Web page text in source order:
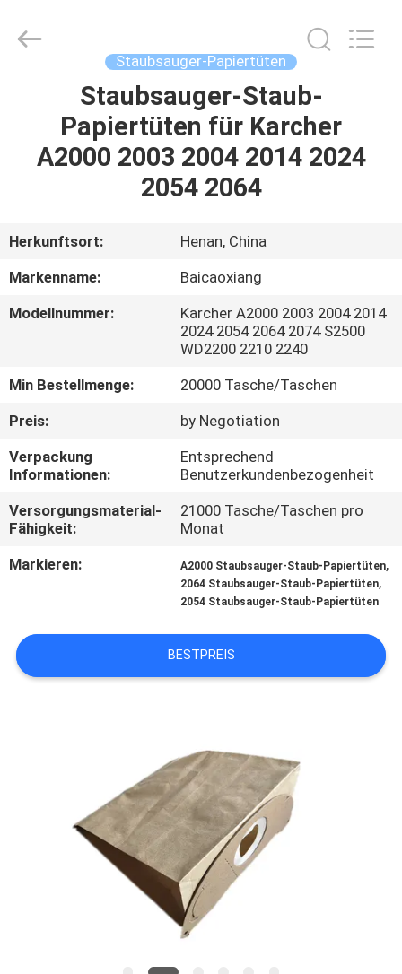
PRODUKTE
UNS
AUSFLUG
QUALITÄTSKONTROLLE
TRETEN
SIE
MIT
UNS
IN
FORDERN
SIE
SITEMAP
PRIVACY
Rights
Staubsauger-Papiertüten
Staubsauger-Staub-
Papiertüten für Karcher
A2000 2003 2004 2014 2024
2054 2064
Herkunftsort:
Henan, China
Markenname:
Baicaoxiang
Modellnummer:
Karcher A2000 2003 2004 2014
2024 2054 2064 2074 S2500
WD2200 2210 2240
Min Bestellmenge:
20000 Tasche/Taschen
Preis:
by Negotiation
Verpackung
Informationen:
Entsprechend
Benutzerkundenbezogenheit
Versorgungsmaterial-
Fähigkeit:
21000 Tasche/Taschen pro
Monat
Markieren:
A2000 Staubsauger-Staub-Papiertüten,
2064 Staubsauger-Staub-Papiertüten,
2054 Staubsauger-Staub-Papiertüten
BESTPREIS